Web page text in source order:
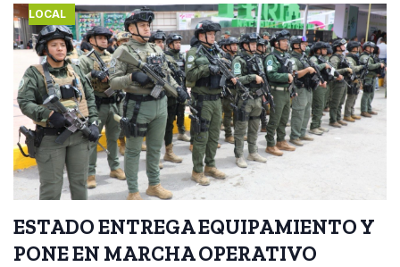
LOCAL
ESTADO ENTREGA EQUIPAMIENTO Y
PONE EN MARCHA OPERATIVO